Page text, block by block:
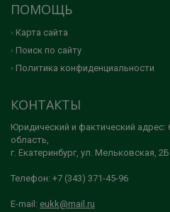
ПОМОЩЬ
Карта сайта
Поиск по сайту
Политика конфиденциальности
КОНТАКТЫ
Юридический и фактический адрес:
область,
г. Екатеринбург, ул. Мельковская, 2Б
Телефон: +7 (343) 371-45-96
E-mail: eukk@mail.ru